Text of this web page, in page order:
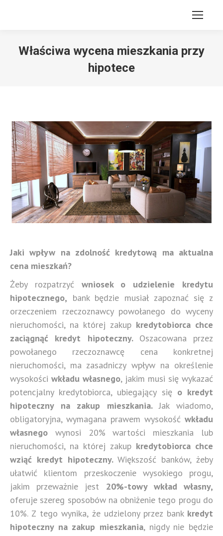
Właściwa wycena mieszkania przy
hipotece
Jaki wpływ na zdolność kredytową ma aktualna
cena mieszkań?
Żeby rozpatrzyć wniosek o udzielenie kredytu
hipotecznego, bank będzie musiał zapoznać się z
orzeczeniem rzeczoznawcy powołanego do wyceny
nieruchomości, na której zakup kredytobiorca chce
zaciągnąć kredyt hipoteczny. Oszacowana przez
powołanego rzeczoznawcę cena konkretnej
nieruchomości, ma zasadniczy wpływ na określenie
wysokości wkładu własnego, jakim musi się wykazać
potencjalny kredytobiorca, ubiegający sięo kredyt
hipoteczny na zakup mieszkania.Jak wiadomo,
obligatoryjna, wymagana prawem wysokość wkładu
własnego wynosi 20% wartości mieszkania lub
nieruchomości, na której zakup kredytobiorca chce
wziąć kredyt hipoteczny.Większość banków, żeby
ułatwić klientom przeskoczenie wysokiego progu,
jakim przeważnie jest 20%-towy wkład własny,
oferuje szereg sposobów na obniżenie tego progu do
10%. Z tego wynika, że udzielony przez bank kredyt
hipoteczny na zakup mieszkania, nigdy nie będzie